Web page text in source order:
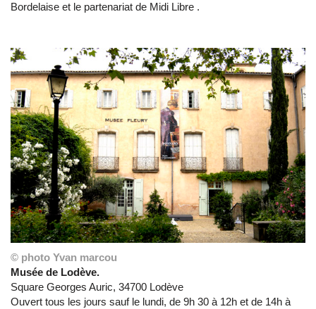
Bordelaise et le partenariat de Midi Libre .
© photo Yvan marcou
Musée de Lodève.
Square Georges Auric, 34700 Lodève
Ouvert tous les jours sauf le lundi, de 9h 30 à 12h et de 14h à